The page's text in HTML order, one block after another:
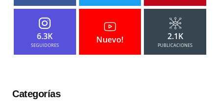
6.3K
SEGUIDORES
Nuevo! 2.1K
PUBLICACIONES
Categorías